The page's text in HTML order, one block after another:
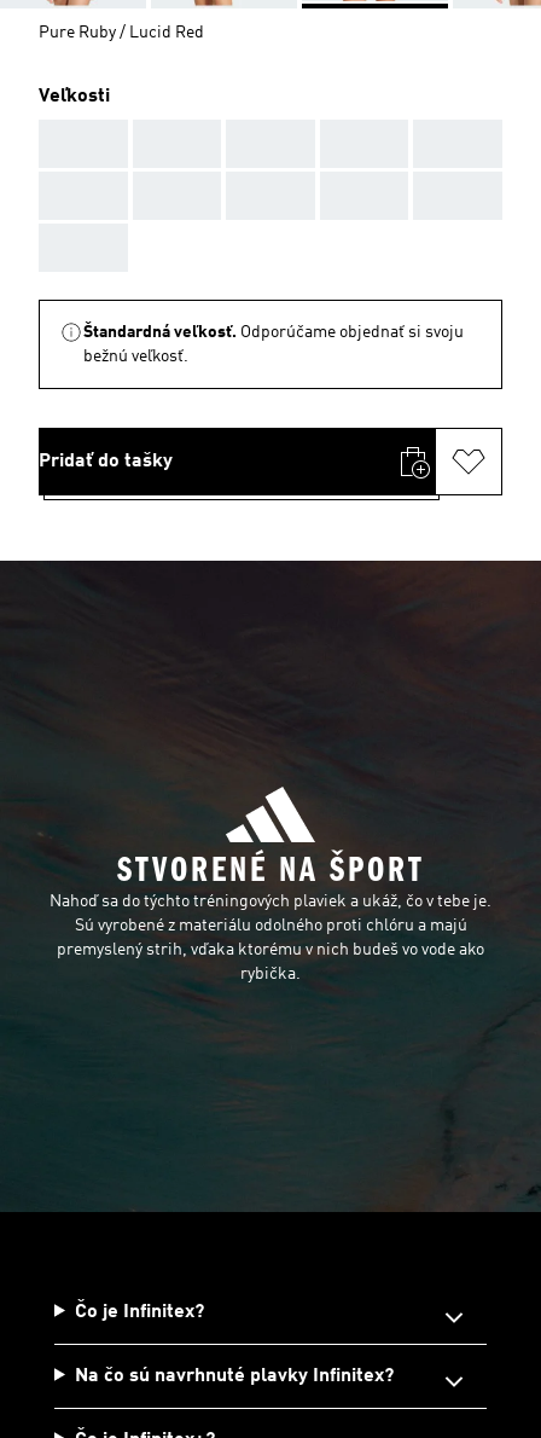
Pure Ruby / Lucid Red
Veľkosti
Štandardná veľkosť. Odporúčame objednať si svoju
bežnú veľkosť.
Pridať do tašky
STVORENÉ NA ŠPORT
Nahoď sa do týchto tréningových plaviek a ukáž, čo v tebe je.
Sú vyrobené z materiálu odolného proti chlóru a majú
premyslený strih, vďaka ktorému v nich budeš vo vode ako
rybička.
Čo je Infinitex?
Na čo sú navrhnuté plavky Infinitex?